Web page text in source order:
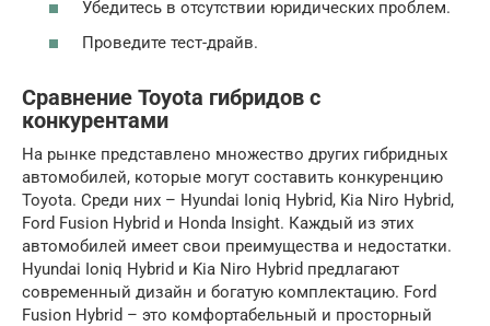
Убедитесь в отсутствии юридических проблем.
Проведите тест-драйв.
Сравнение Toyota гибридов с
конкурентами
На рынке представлено множество других гибридных
автомобилей, которые могут составить конкуренцию
Toyota. Среди них – Hyundai Ioniq Hybrid, Kia Niro Hybrid,
Ford Fusion Hybrid и Honda Insight. Каждый из этих
автомобилей имеет свои преимущества и недостатки.
Hyundai Ioniq Hybrid и Kia Niro Hybrid предлагают
современный дизайн и богатую комплектацию. Ford
Fusion Hybrid – это комфортабельный и просторный